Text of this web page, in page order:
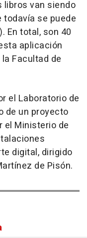
libros van siendo
todavía se puede
En total, son 40
aplicación
Facultad de
el Laboratorio de
de un proyecto
el Ministerio de
digital, dirigido
de Pisón.